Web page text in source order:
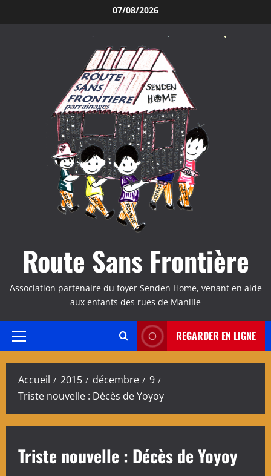
au
07/08/2026
Route Sans Frontière
Association partenaire du foyer Senden Home, venant en aide
aux enfants des rues de Manille
Menu
REGARDER EN LIGNE
Accueil 2015 décembre
9
Triste nouvelle : Décès de Yoyoy
Triste nouvelle : Décès de Yoyoy